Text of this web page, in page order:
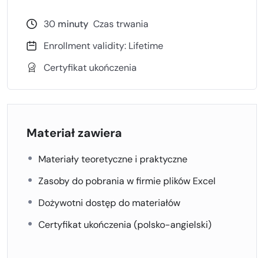
określa optymalną ilość zamówienia, aby
zminimalizować koszty zamówienia i
magazynowania.
zapasami
Systemy ERP (Enterprise Resource Planning):
pomagają w zarządzaniu zasobami, w tym zapasami,
Systemy WMS (Warehouse Management
System):Oprogramowanie dedykowane
30 minuty Czas trwania
Enrollment validity: Lifetime
Certyfikat ukończenia
Materiał zawiera
Materiały teoretyczne i praktyczne
Zasoby do pobrania w firmie plików Excel
Dożywotni dostęp do materiałów
Certyfikat ukończenia (polsko-angielski)